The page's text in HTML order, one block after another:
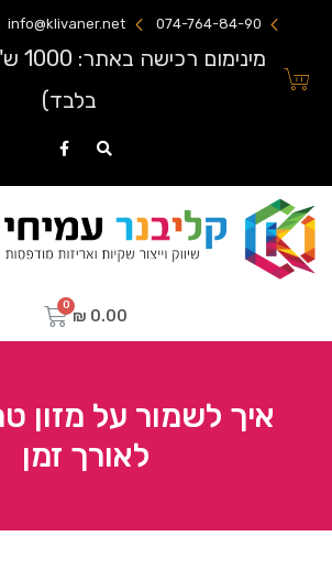
074-764-84-90
info@klivaner.net
בלבד)
₪ 0.00
איך לשמור על מזון
לאורך זמן